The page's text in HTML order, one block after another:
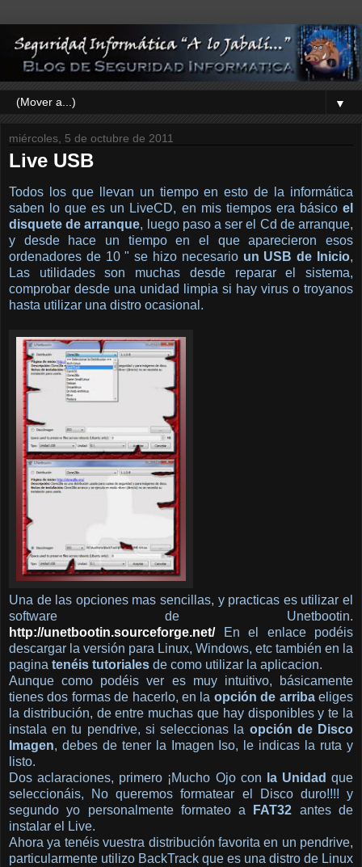
▼
miércoles, 5 de octubre de 2011
Live USB
Todos los que llevan un tiempo en esto de la informática
saben lo que es un LiveCD, en mis tiempos era básico el
disquete de arranque, luego paso a ser el Cd de arranque,
y desde hace un tiempo en el que aparecieron esos
ordenadores de 10 " se hizo necesarioun USB de Inicio,
Las utilidades son muchas desde reparar el sistema,
comprobar desde una unidad limpia si hay virus o troyanos
hasta utilizar una distro ocasional.
Una de las opciones mas sencillas, y practicas es utilizar el
software de Unetbootin.
http://unetbootin.sourceforge.net/En el enlace podéis
descargar la versión para Linux, Windows, etc también en la
pagina tenéis tutoriales de como utilizar la aplicacion.
Aunque como podéis ver es muy intuitivo, básicamente
tienes dos formas de hacerlo, en la opción de arribaeliges
la distribución, de entre muchas que hay disponibles y te la
instala en tu pendrive, si seleccionas la opción de Disco
Imagen, debes de tener la Imagen Iso, le indicas la ruta y
listo.
Dos aclaraciones, primero ¡Mucho Ojo con
la Unidad que
seleccionáis, No queremos formatear el Disco duro!!!! y
segundo yo personalmente formateo a
FAT32 antes de
instalar el Live.
Ahora ya tenéis vuestra distribución favorita en un pendrive,
particularmente utilizo BackTrack que es una distro de Linux